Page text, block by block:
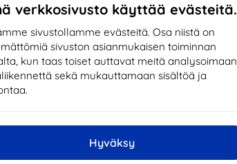
verkkosivusto käyttää evästeitä.
sivustollamme evästeitä. Osa niistä on
sivuston asianmukaisen toiminnan
kun taas toiset auttavat meitä analysoimaan
sekä mukauttamaan sisältöä ja
Hyväksy